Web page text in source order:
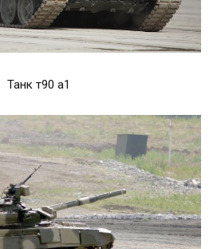
Танк т90 а1